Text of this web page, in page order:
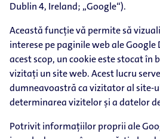
Dublin 4, Ireland; „Google“).
Această funcție vă permite să
interese pe paginile web ale
acest scop, un cookie este stocat în
vizitați un site web. Acest lucru
dumneavoastră ca vizitator al site-
determinarea vizitelor și a datelor
Potrivit informațiilor proprii ale